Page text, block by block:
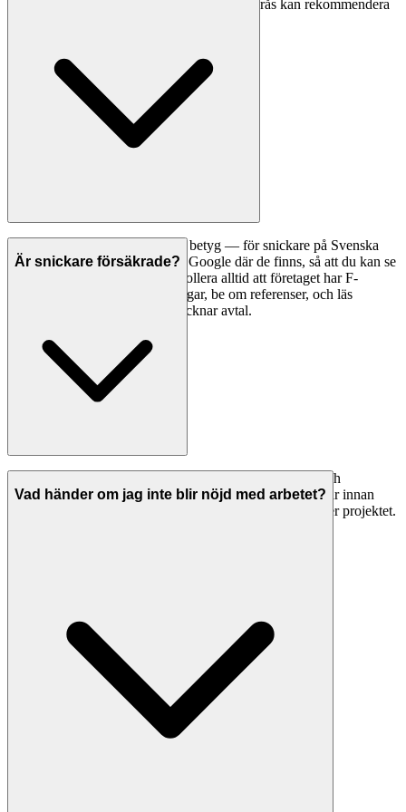
elektriker och rörmokare — snickare i Västerås kan rekommendera
Ett bra första steg är att jämföra betyg — för snickare på Svenska
Hantverkare visar vi betyg från Google där de finns, så att du kan se
vad andra kunder tycker. Kontrollera alltid att företaget har F-
skattesedel och giltiga försäkringar, be om referenser, och läs
omdömen noggrant innan du tecknar avtal.
Är snickare försäkrade?
Seriösa snickare i Västerås har både ansvarsförsäkring och
allriskförsäkring. Be alltid om bevis på giltiga försäkringar innan
arbetet påbörjas. Detta skyddar dig om något går fel under projektet.
Vad händer om jag inte blir nöjd med arbetet?